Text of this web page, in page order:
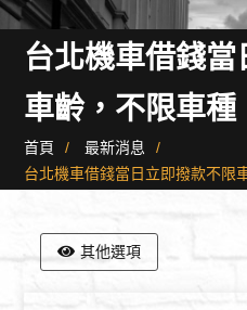
台北機車借錢
車齡，不限車種
首頁
最新消息
台北機車借錢當日立即撥款不限
其他選項